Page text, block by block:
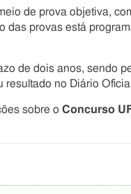
de prova objetiva,
das provas está
de dois anos, sendo
resultado no Diário
sobre o Concurso